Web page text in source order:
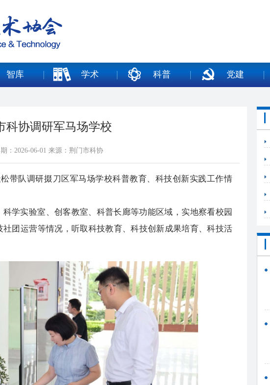
智库 学术 科普 党建
科协调研军马场学校
：2026-06-01 来源：荆门市科协
带队调研掇刀区军马场学校科普教育、科技创新实践工作情
学实验室、创客教室、科普长廊等功能区域，实地察看校园
团运营等情况，听取科技教育、科技创新成果培育、科技活